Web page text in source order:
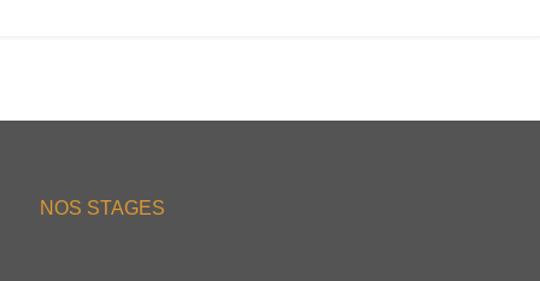
NOS STAGES